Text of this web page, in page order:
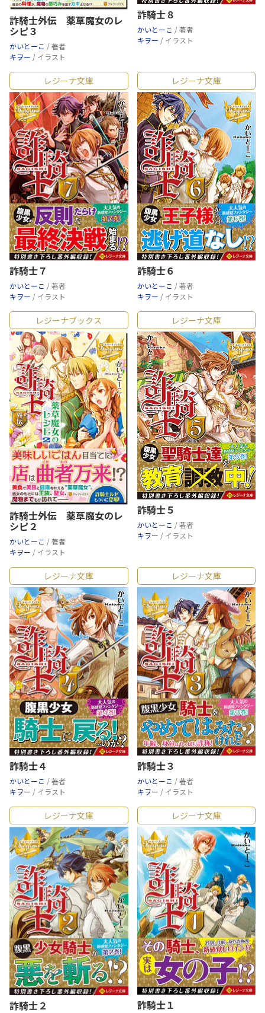
詐騎士外伝 薬草魔女のレ
シピ３
かいとーこ / 著者
キヲー / イラスト
詐騎士８
かいとーこ / 著者
キヲー / イラスト
レジーナ文庫
詐騎士７
かいとーこ / 著者
キヲー / イラスト
レジーナ文庫
詐騎士６
かいとーこ / 著者
キヲー / イラスト
レジーナブックス
詐騎士外伝 薬草魔女のレ
シピ２
かいとーこ / 著者
キヲー / イラスト
レジーナ文庫
詐騎士５
かいとーこ / 著者
キヲー / イラスト
レジーナ文庫
詐騎士４
かいとーこ / 著者
キヲー / イラスト
レジーナ文庫
詐騎士３
かいとーこ / 著者
キヲー / イラスト
レジーナ文庫
詐騎士２
レジーナ文庫
詐騎士１